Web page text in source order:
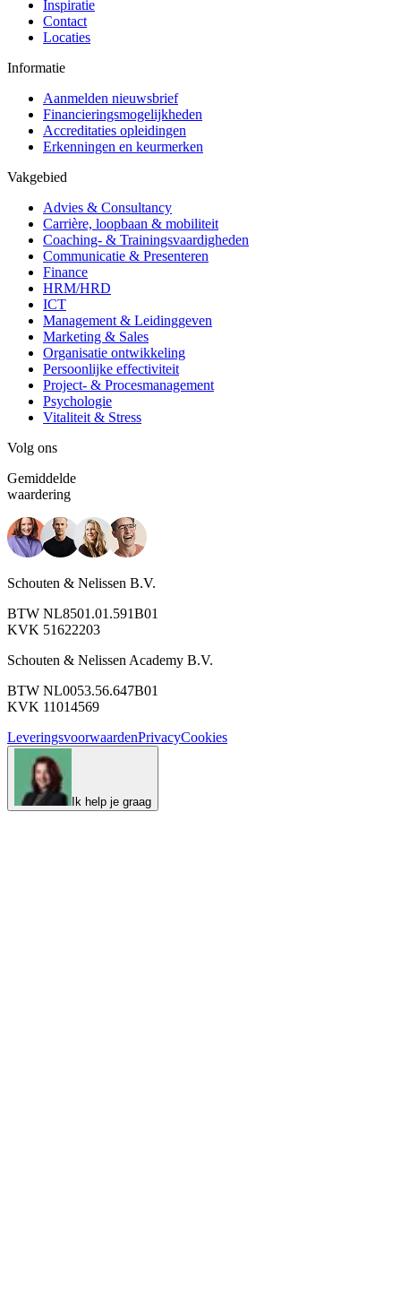
Inspiratie
Contact
Locaties
Informatie
Aanmelden nieuwsbrief
Financieringsmogelijkheden
Accreditaties opleidingen
Erkenningen en keurmerken
Vakgebied
Advies & Consultancy
Carrière, loopbaan & mobiliteit
Coaching- & Trainingsvaardigheden
Communicatie & Presenteren
Finance
HRM/HRD
ICT
Management & Leidinggeven
Marketing & Sales
Organisatie ontwikkeling
Persoonlijke effectiviteit
Project- & Procesmanagement
Psychologie
Vitaliteit & Stress
Volg ons
Gemiddelde
waardering
Schouten & Nelissen B.V.
BTW NL8501.01.591B01
KVK 51622203
Schouten & Nelissen Academy B.V.
BTW NL0053.56.647B01
KVK 11014569
LeveringsvoorwaardenPrivacyCookies
Ik help je graag